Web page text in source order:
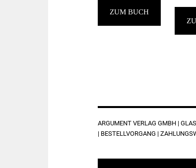
ZUM BUCH
FOOTER
ARGUMENT VERLAG GMBH |
| BESTELLVORGANG |